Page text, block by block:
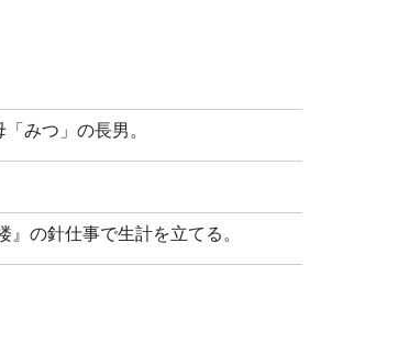
みつ」の長男。
の針仕事で生計を立てる。